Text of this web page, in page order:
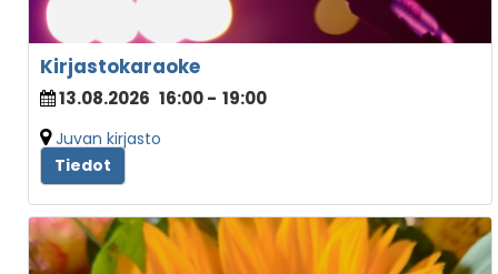
Kirjastokaraoke
13.08.2026 16:00- 19:00
Juvan kirjasto
Tiedot